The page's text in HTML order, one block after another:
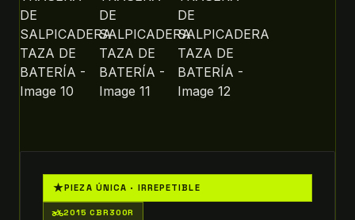
★PIEZA ÚNICA · IRREPETIBLE
two_wheeler2015 CBR300R